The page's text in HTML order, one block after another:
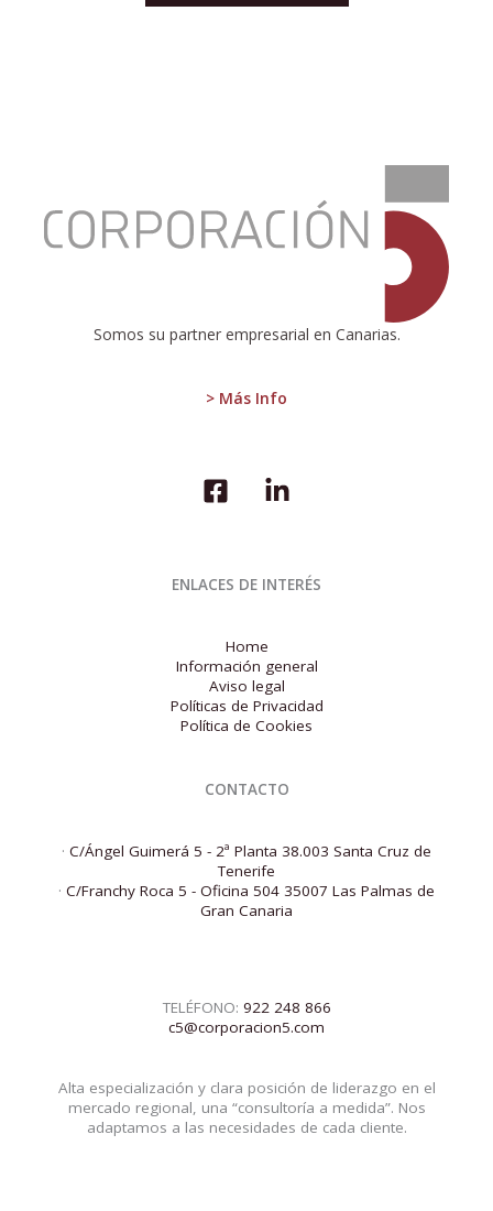
Somos su partner empresarial en Canarias.
> Más Info
Economía
ENLACES DE INTERÉS
Home
Información general
Aviso legal
Políticas de Privacidad
Política de Cookies
CONTACTO
· C/Ángel Guimerá 5 - 2ª Planta 38.003 Santa Cruz de
Tenerife
· C/Franchy Roca 5 - Oficina 504 35007 Las Palmas de
Gran Canaria
TELÉFONO: 922 248 866
c5@corporacion5.com
Alta especialización y clara posición de liderazgo en el
mercado regional, una “consultoría a medida”. Nos
adaptamos a las necesidades de cada cliente.